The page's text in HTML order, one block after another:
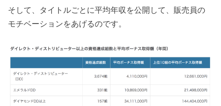
そして、タイトルごとに平均年収を公開して、販売員の
モチベーションをあげるのです。